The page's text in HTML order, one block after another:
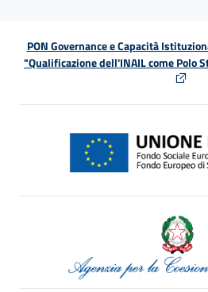
PON Governance e Capacità
"Qualificazione dell'INAIL come Polo